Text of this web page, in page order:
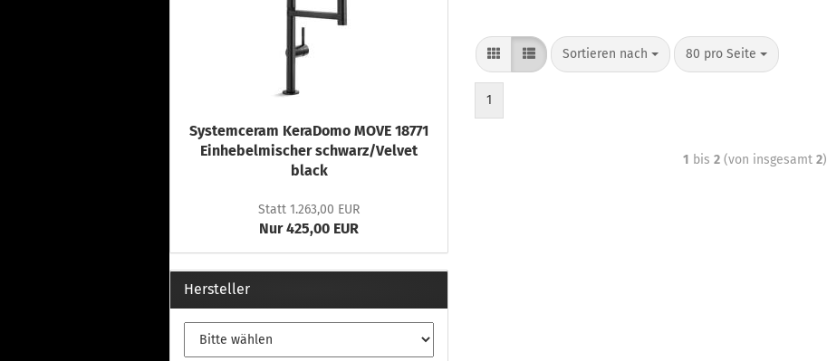
Sortieren nach 80 pro Seite
1
1 bis2 (von insgesamt2)
Systemceram KeraDomo MOVE 18771
Einhebelmischer schwarz/Velvet
black
Statt 1.263,00 EUR
Nur 425,00 EUR
Hersteller